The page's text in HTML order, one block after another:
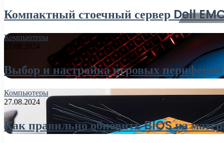
Компактный стоечный сервер Dell
Компьютеры
27.08.2024
Выбор и настройка игровых
Компьютеры
27.08.2024
Как правильно обновить BIOS на